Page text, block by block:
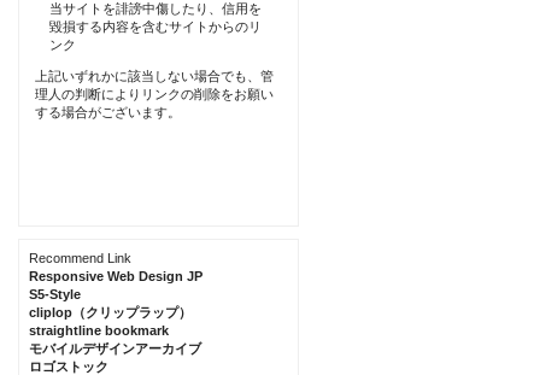
当サイトを誹謗中傷したり、信用を
毀損する内容を含むサイトからのリ
ンク
上記いずれかに該当しない場合でも、管
理人の判断によりリンクの削除をお願い
する場合がございます。
Recommend Link
Responsive Web Design JP
S5-Style
cliplop（クリップラップ）
straightline bookmark
モバイルデザインアーカイブ
ロゴストック